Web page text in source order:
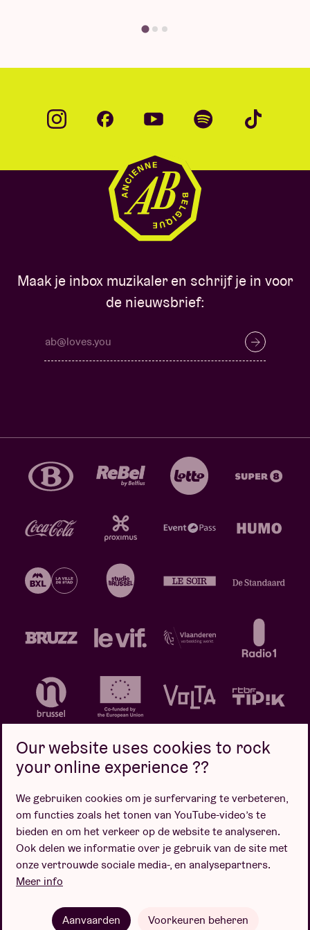
Maak je inbox muzikaler en schrijf je in voor
de nieuwsbrief:
Privacybeleid Cookiebeleid
Verkoopsvoorwaarden
Design door
Our website uses cookies to rock
your online experience ??
We gebruiken cookies om je surfervaring te verbeteren,
om functies zoals het tonen van YouTube-video’s te
bieden en om het verkeer op de website te analyseren.
Ook delen we informatie over je gebruik van de site met
onze vertrouwde sociale media-, en analysepartners.
Meer info
Aanvaarden Voorkeuren beheren